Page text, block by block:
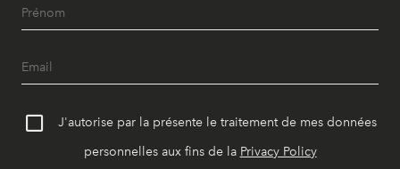
J'autorise par la présente le traitement de mes données
personnelles aux fins de la Privacy Policy